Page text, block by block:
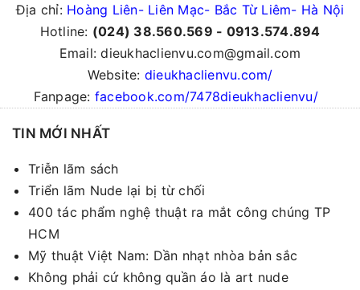
Địa chỉ: Hoàng Liên- Liên Mạc- Bắc Từ Liêm- Hà Nội
Hotline: (024) 38.560.569 - 0913.574.894
Email: dieukhaclienvu.com@gmail.com
Website: dieukhaclienvu.com/
Fanpage: facebook.com/7478dieukhaclienvu/
TIN MỚI NHẤT
Triễn lãm sách
Triển lãm Nude lại bị từ chối
400 tác phẩm nghệ thuật ra mắt công chúng TP
HCM
Mỹ thuật Việt Nam: Dần nhạt nhòa bản sắc
Không phải cứ không quần áo là art nude